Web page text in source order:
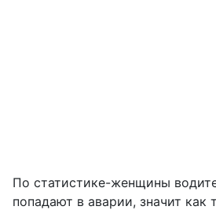
По статистике-женщины
попадают в аварии, значит как